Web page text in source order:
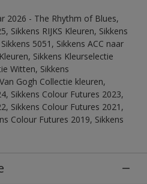
2026 - The Rhythm of Blues,
Sikkens RIJKS Kleuren, Sikkens
5051, Sikkens ACC naar
Sikkens Kleurselectie
Witten, Sikkens
Gogh Collectie kleuren,
Sikkens Colour Futures 2023,
Sikkens Colour Futures 2021,
Colour Futures 2019, Sikkens